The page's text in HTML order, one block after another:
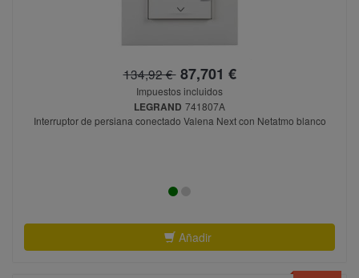
134,92 €87,701 €
Impuestos incluidos
LEGRAND 741807A
Interruptor de persiana conectado Valena Next con Netatmo blanco
Añadir